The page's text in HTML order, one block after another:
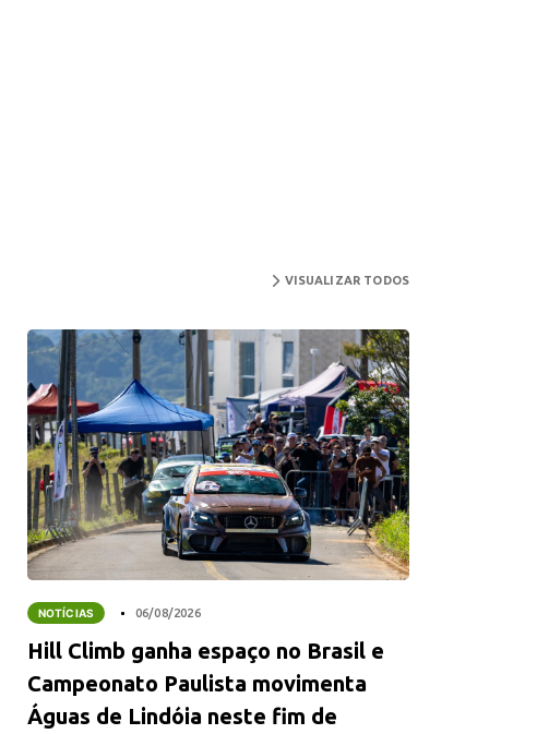
VISUALIZAR TODOS
NOTÍCIAS 06/08/2026
Hill Climb ganha espaço no Brasil e
Campeonato Paulista movimenta
Águas de Lindóia neste fim de